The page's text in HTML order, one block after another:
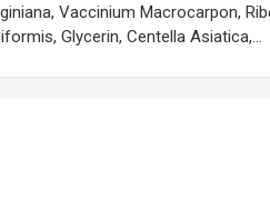
Vaccinium Macrocarpon,
Glycerin, Centella Asiatica,…